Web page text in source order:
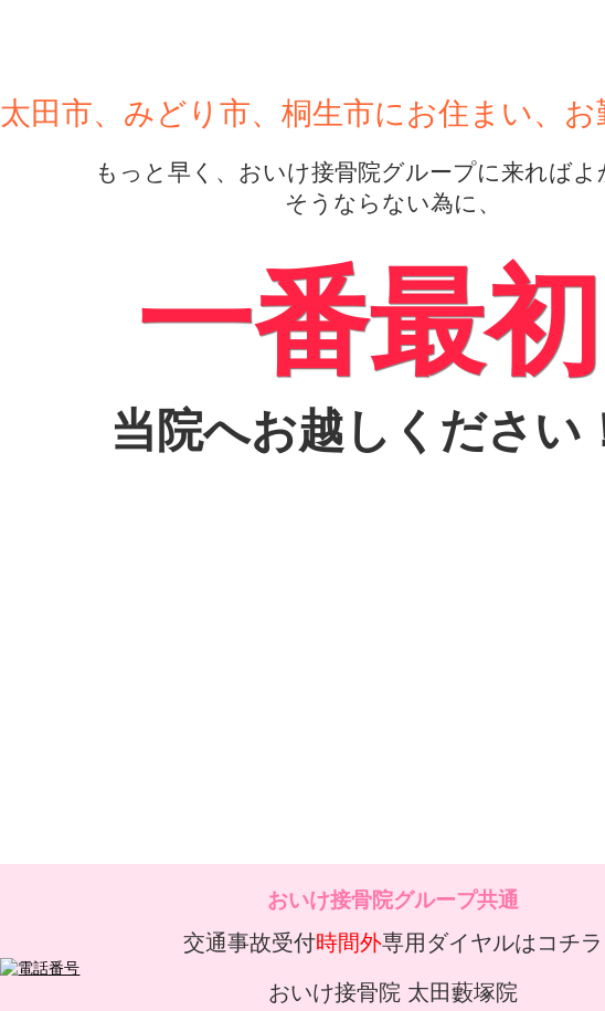
太田市、みどり市、桐生市にお住まい、
もっと早く、おいけ接骨院グループに来ればよ
そうならない為に、
一番最初
当院へお越しください
おいけ接骨院グループ共通
交通事故受付時間外専用ダイヤルはコチラ
おいけ接骨院 太田藪塚院